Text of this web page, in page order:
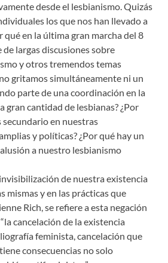
desde el lesbianismo. Quizás
los que nos han llevado a
qué en la última gran marcha del 8
de largas discusiones sobre
y otros tremendos temas
gritamos simultáneamente ni un
parte de una coordinación en la
gran cantidad de lesbianas? ¿Por
secundario en nuestras
y políticas? ¿Por qué hay un
a nuestro lesbianismo
de nuestra existencia
mismas y en las prácticas que
Rich, se refiere a esta negación
cancelación de la existencia
feminista, cancelación que
consecuencias no solo